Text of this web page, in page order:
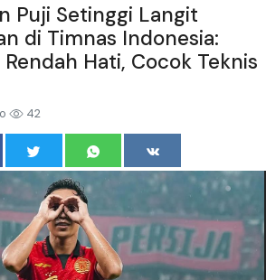
Puji Setinggi Langit
di Timnas Indonesia:
Rendah Hati, Cocok Teknis
42